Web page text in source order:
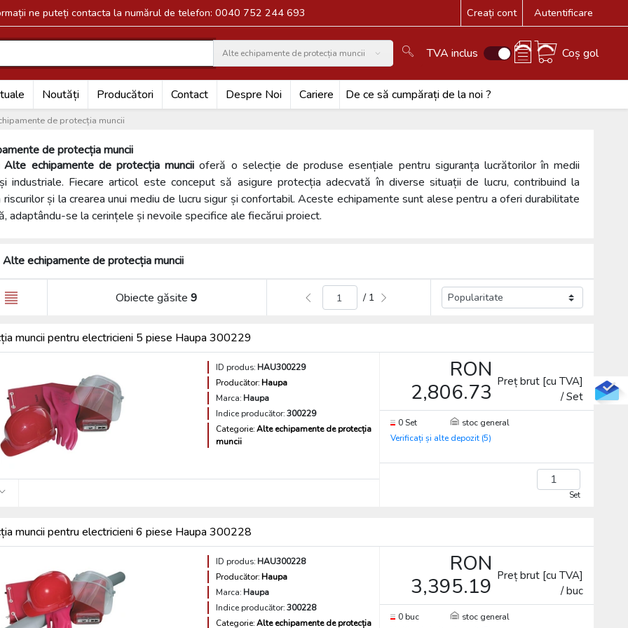
ne puteți contacta la numărul de telefon: 0040 752 244 693 Creați cont Autentificare
Alte echipamente de protecția muncii
Search TVA inclus Coș gol
Noutăți Producători Contact Despre Noi Cariere De ce să cumpărați de la noi ?
de protecția muncii
de protecția muncii
Alte echipamente de protecția muncii oferă o selecție de produse esențiale pentru siguranța lucrătorilor în medii
industriale. Fiecare articol este conceput să asigure protecția adecvată în diverse situații de lucru, contribuind la
riscurilor și la crearea unui mediu de lucru sigur și confortabil. Aceste echipamente sunt alese pentru a oferi durabilitate
adaptându-se la cerințele și nevoile specifice ale fiecărui proiect.
Alte echipamente de protecția muncii
Obiecte găsite 9 / 1
muncii pentru electricieni 5 piese Haupa 300229
ID produs: HAU300229
Producător: Haupa
Marca: Haupa
Indice producător: 300229
Categorie: Alte echipamente de protecția
muncii
RON
2,806.73 Preț brut [cu TVA]
/ Set
0 Set
stoc general
Verificați și alte depozit (5)
Set
muncii pentru electricieni 6 piese Haupa 300228
ID produs: HAU300228
Producător: Haupa
Marca: Haupa
Indice producător: 300228
Categorie: Alte echipamente de protecția
RON
3,395.19 Preț brut [cu TVA]
/ buc
0 buc
stoc general